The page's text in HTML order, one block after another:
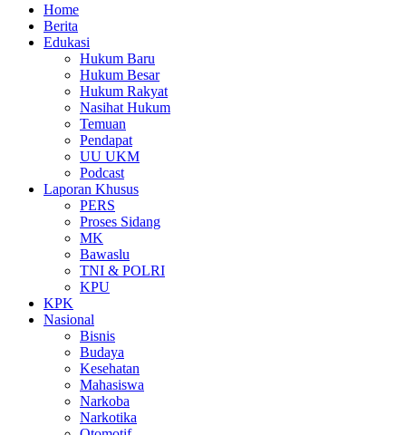
Home
Berita
Edukasi
Hukum Baru
Hukum Besar
Hukum Rakyat
Nasihat Hukum
Temuan
Pendapat
UU UKM
Podcast
Laporan Khusus
PERS
Proses Sidang
MK
Bawaslu
TNI & POLRI
KPU
KPK
Nasional
Bisnis
Budaya
Kesehatan
Mahasiswa
Narkoba
Narkotika